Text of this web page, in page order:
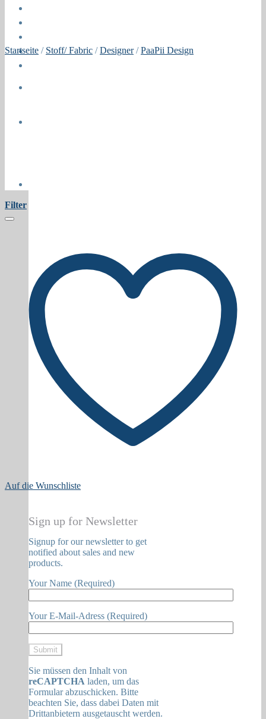
Press
Sign up for Newsletter
Signup for our newsletter to get
notified about sales and new
products.
Your Name (Required)
Your E-Mail-Adress (Required)
Sie müssen den Inhalt von
reCAPTCHA laden, um das
Formular abzuschicken. Bitte
beachten Sie, dass dabei Daten mit
Drittanbietern ausgetauscht werden.
Startseite / Stoff/ Fabric / Designer / PaaPii Design
Filter
Auf die Wunschliste